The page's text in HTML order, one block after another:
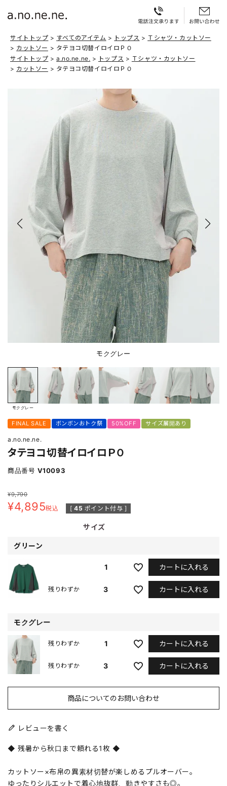
サイトトップ すべてのアイテム トップス
Ｔシャツ・カットソー
カットソー
タテヨコ切替イロイロＰＯ
サイトトップ
a.no.ne.ne. トップス
Ｔシャツ・カットソー
カットソー
タテヨコ切替イロイロＰＯ
モクグレー
モクグレー
FINAL SALE ボンボンおトク祭 50%OFF サイズ展開あり
a.no.ne.ne.
タテヨコ切替イロイロＰＯ
商品番号 V10093
¥9,790
¥4,895税込 [ 45 ポイント付与 ]
サイズ
グリーン
1 カートに入れる
3
残りわずか カートに入れる
モクグレー
1
残りわずか カートに入れる
3
残りわずか カートに入れる
商品についてのお問い合わせ
レビューを書く
◆ 残暑から秋口まで頼れる1枚 ◆
カットソー×布帛の異素材切替が楽しめるプルオーバー。
ゆったりシルエットで着心地抜群、動きやすさも◎。